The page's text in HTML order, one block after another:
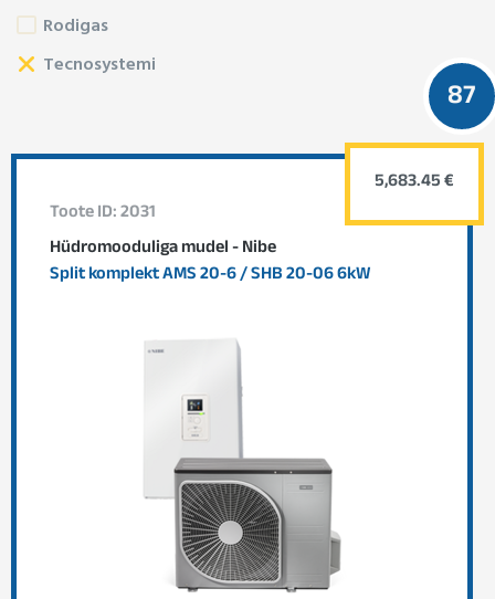
Rodigas
Tecnosystemi
87
Toote ID: 2031
Hüdromooduliga mudel - Nibe
Split komplekt AMS 20-6 / SHB 20-06 6kW
5,683.45 €